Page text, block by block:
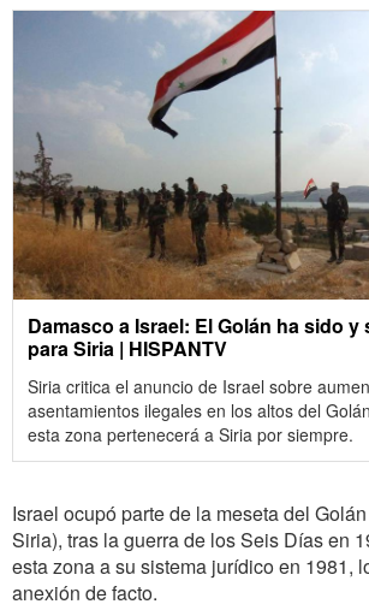
Damasco a Israel: El Golán ha sido
para Siria | HISPANTV
Siria critica el anuncio de Israel sobre
asentamientos ilegales en los altos del
esta zona pertenecerá a Siria por siempre.
Israel ocupó parte de la meseta del
Siria), tras la guerra de los Seis Días en
esta zona a su sistema jurídico en 1981,
anexión de facto.